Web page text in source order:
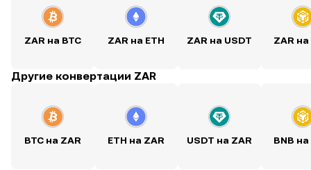
ZAR на BTC ZAR на ETH ZAR на USDT ZAR на
Другие конвертации ZAR
BTC на ZAR ETH на ZAR USDT на ZAR BNB на